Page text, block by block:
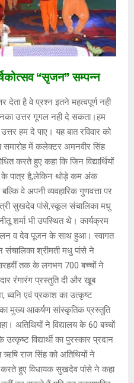
“सृजन” सम्पन्न
देता है वे प्रश्न इतने महत्वपूर्ण नही
उत्तर गूगल नही दे सकता।हम
हम दे पाए। यह बात रविवार को
समारोह में कलेक्टर अमनवीर सिंह
करते हुए कहा कि जिन विद्यार्थियों
के पात्र है,लेकिन थोड़े कम अंक
वे अपनी व्यवहारिक गुणवत्ता पर
सुखदेव पांसे,स्कूल संचालिका मधु
शर्मा भी उपस्थित थे। कार्यक्रम
व देव पूजन के साथ हुआ। स्वागत
संचालिका श्रीमती मधु पांसे ने
तक के लगभग 700 बच्चों ने
रंगारंग प्रस्तुति दी और खूब
ध्वनि एवं प्रकाश का उत्कृष्ट
मुख्य आकर्षण सांस्कृतिक प्रस्तुति
अतिथियों ने विद्यालय के 60 बच्चों
विद्यार्थी का पुरस्कार प्रदान
ऋषि राज सिंह को अतिथियों ने
करते हुए विधायक सुखदेव पांसे ने कहा